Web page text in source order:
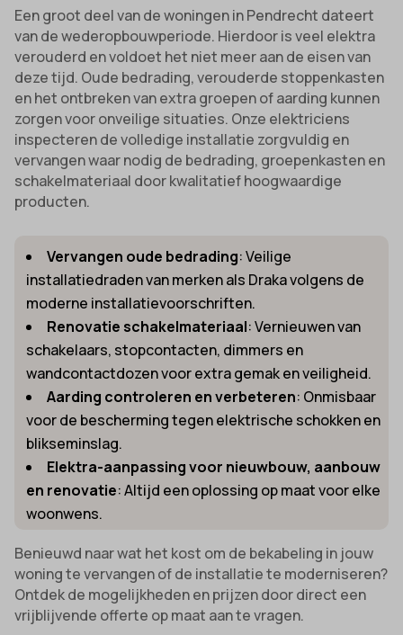
Een groot deel van de woningen in Pendrecht dateert
van de wederopbouwperiode. Hierdoor is veel elektra
verouderd en voldoet het niet meer aan de eisen van
deze tijd. Oude bedrading, verouderde stoppenkasten
en het ontbreken van extra groepen of aarding kunnen
zorgen voor onveilige situaties. Onze elektriciens
inspecteren de volledige installatie zorgvuldig en
vervangen waar nodig de bedrading, groepenkasten en
schakelmateriaal door kwalitatief hoogwaardige
producten.
Vervangen oude bedrading: Veilige
installatiedraden van merken als Draka volgens de
moderne installatievoorschriften.
Renovatie schakelmateriaal: Vernieuwen van
schakelaars, stopcontacten, dimmers en
wandcontactdozen voor extra gemak en veiligheid.
Aarding controleren en verbeteren: Onmisbaar
voor de bescherming tegen elektrische schokken en
blikseminslag.
Elektra-aanpassing voor nieuwbouw, aanbouw
en renovatie: Altijd een oplossing op maat voor elke
woonwens.
Benieuwd naar wat het kost om de bekabeling in jouw
woning te vervangen of de installatie te moderniseren?
Ontdek de mogelijkheden en prijzen door direct een
vrijblijvende offerte op maat aan te vragen.